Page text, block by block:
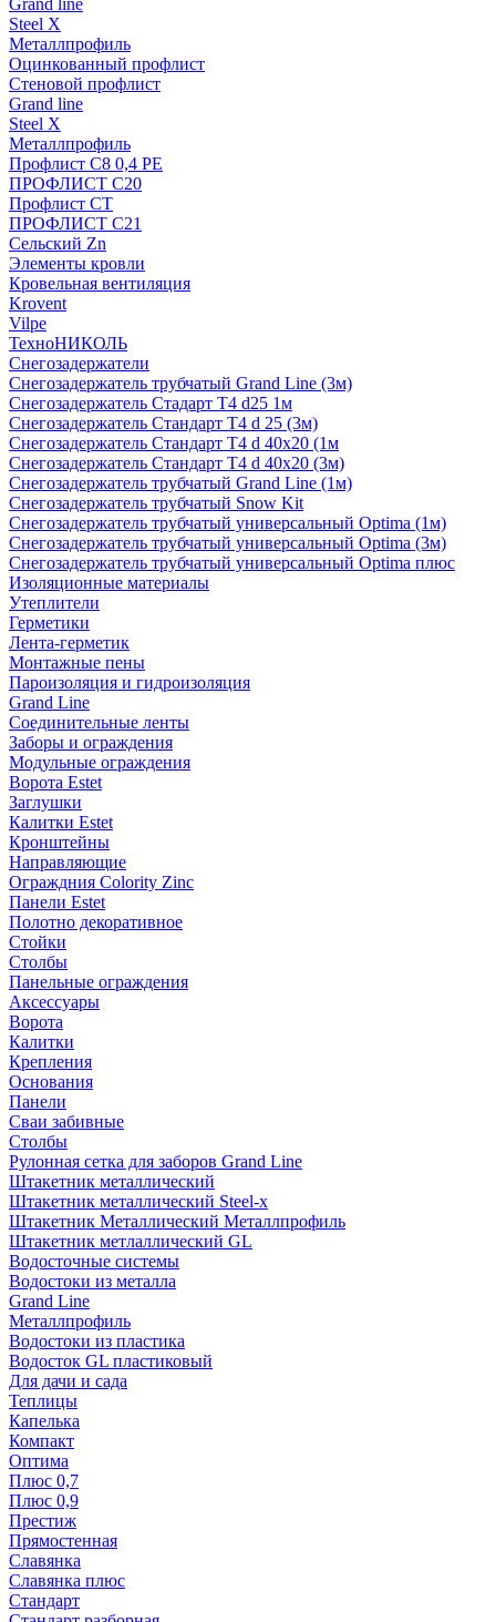
Grand line
Steel X
Металлпрофиль
Оцинкованный профлист
Стеновой профлист
Grand line
Steel X
Металлпрофиль
Профлист С8 0,4 РЕ
ПРОФЛИСТ С20
Профлист СТ
ПРОФЛИСТ С21
Сельский Zn
Элементы кровли
Кровельная вентиляция
Krovent
Vilpe
ТехноНИКОЛЬ
Снегозадержатели
Снегозадержатель трубчатый Grand Line (3м)
Снегозадержатель Стадарт Т4 d25 1м
Снегозадержатель Стандарт Т4 d 25 (3м)
Снегозадержатель Стандарт Т4 d 40х20 (1м
Снегозадержатель Стандарт Т4 d 40х20 (3м)
Снегозадержатель трубчатый Grand Line (1м)
Снегозадержатель трубчатый Snow Kit
Снегозадержатель трубчатый универсальный Optima (1м)
Снегозадержатель трубчатый универсальный Optima (3м)
Снегозадержатель трубчатый универсальный Optima плюс
Изоляционные материалы
Утеплители
Герметики
Лента-герметик
Монтажные пены
Пароизоляция и гидроизоляция
Grand Line
Соединительные ленты
Заборы и ограждения
Модульные ограждения
Ворота Estet
Заглушки
Калитки Estet
Кронштейны
Направляющие
Ограждния Colority Zinc
Панели Estet
Полотно декоративное
Стойки
Столбы
Панельные ограждения
Аксессуары
Ворота
Калитки
Крепления
Основания
Панели
Сваи забивные
Столбы
Рулонная сетка для заборов Grand Line
Штакетник металлический
Штакетник металлический Steel-x
Штакетник Металлический Металлпрофиль
Штакетник метлаллический GL
Водосточные системы
Водостоки из металла
Grand Line
Металлпрофиль
Водостоки из пластика
Водосток GL пластиковый
Для дачи и сада
Теплицы
Капелька
Компакт
Оптима
Плюс 0,7
Плюс 0,9
Престиж
Прямостенная
Славянка
Славянка плюс
Стандарт